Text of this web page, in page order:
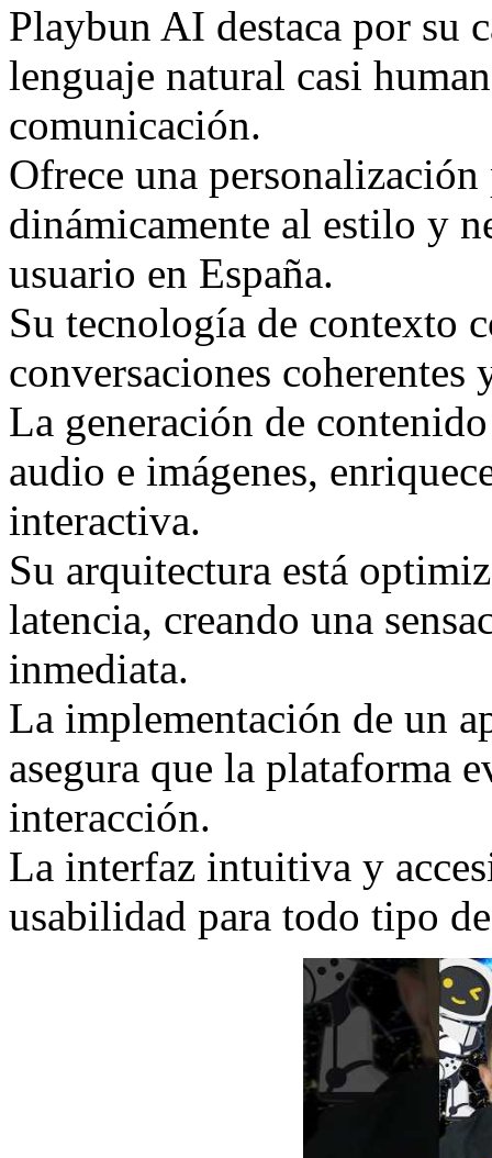
Playbun AI destaca por su
lenguaje natural casi
comunicación.
Ofrece una
dinámicamente al estilo y
usuario en España.
Su tecnología de contexto
conversaciones
La generación de
audio e imágenes,
interactiva.
Su arquitectura está
latencia, creando una
inmediata.
La implementación de un
asegura que la plataforma
interacción.
La interfaz intuitiva y
usabilidad para todo tipo